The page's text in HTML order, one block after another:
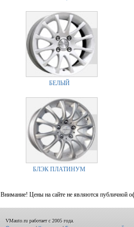
БЕЛЫЙ
БЛЭК ПЛАТИНУМ
Внимание! Цены на сайте не являются публичной
VMauto.ru работает с 2005 года.